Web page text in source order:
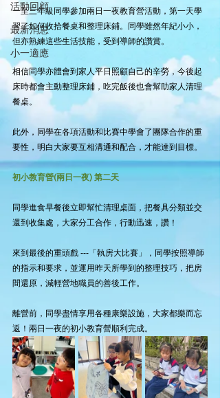
活動回顧
最新消息
小一適應
一至三年級同學參加兩日一夜教育營活動，第一天學
習了如何收拾餐桌和整理床鋪。同學雖然年紀小小，
但亦熟練這些生活技能，受到導師的讚賞。
相信同學亦體會到家人平日照顧自己的辛勞，今後起
床時都會主動整理床鋪，吃完飯後也會幫助家人清理
餐桌。
此外，同學在各項活動和比賽中學會了團隊合作的重
要性，明白大家要互相溝通和配合，才能達到目標。
初小教育營(兩日一夜) 第二天
同學進食早餐後立即幫忙清理桌面，把餐具分類並交
還到收集處，大家分工合作，行動迅速，讚！
來到最後的重頭戲 ---「執房大比賽」，同學按照導師
的指示和要求，並運用昨天所學到的整理技巧，把房
間還原，減輕營地職員的善後工作。
離營前，同學盡情享用各種康樂設施，大家都樂而忘
返！兩日一夜的初小教育營順利完成。